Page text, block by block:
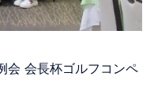
会長杯ゴルフコンペ